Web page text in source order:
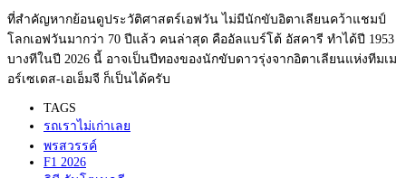
ที่สำคัญหากย้อนดูประวัติศาสตร์เอฟวัน ไม่มีนักขับอิตาเลียนคว้าแชมป์
โลกเอฟวันมากว่า 70 ปีแล้ว คนล่าสุด คืออัลแบร์โต้ อัสคารี ทำได้ปี 1953
บางทีในปี 2026 นี้ อาจเป็นปีทองของนักขับดาวรุ่งจากอิตาเลียนแห่งทีมเม
อร์เซเดส-เอเอ็มจี ก็เป็นได้ครับ
TAGS
รถเราไม่เก่าเลย
พรสวรรค์
F1 2026